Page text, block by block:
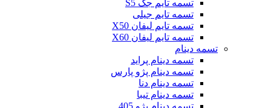
تسمه تایم جک S5
تسمه تایم جیلی
تسمه تایم لیفان X50
تسمه تایم لیفان X60
تسمه دینام
تسمه دینام پراید
تسمه دینام پژو پارس
تسمه دینام دنا
تسمه دینام تیبا
تسمه دینام پژو 405